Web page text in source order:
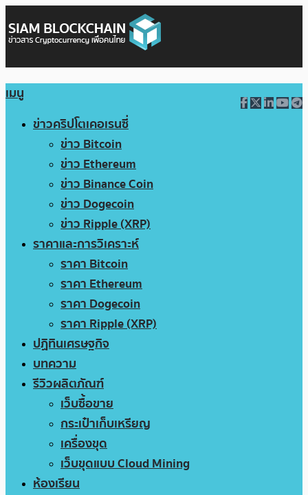
เมนู
ข่าวคริปโตเคอเรนซี่
ข่าว Bitcoin
ข่าว Ethereum
ข่าว Binance Coin
ข่าว Dogecoin
ข่าว Ripple (XRP)
ราคาและการวิเคราะห์
ราคา Bitcoin
ราคา Ethereum
ราคา Dogecoin
ราคา Ripple (XRP)
ปฏิทินเศรษฐกิจ
บทความ
รีวิวผลิตภัณฑ์
เว็บซื้อขาย
กระเป๋าเก็บเหรียญ
เครื่องขุด
เว็บขุดแบบ Cloud Mining
ห้องเรียน